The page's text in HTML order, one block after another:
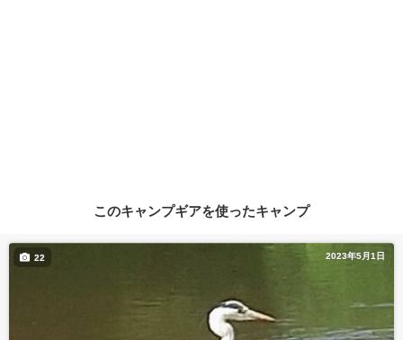
このキャンプギアを使ったキャンプ
2023年5月1日
22